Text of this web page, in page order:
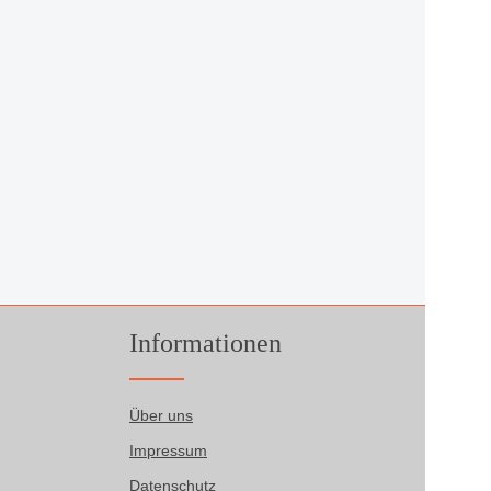
Informationen
Über uns
Impressum
Datenschutz